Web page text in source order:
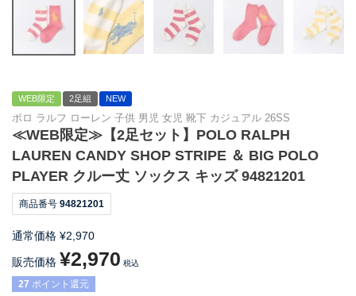
WEB限定 2足組 NEW
ポロ ラルフ ローレン 子供 男児 女児 靴下 カジュアル 26SS
≪WEB限定≫【2足セット】POLO RALPH
LAUREN CANDY SHOP STRIPE ＆ BIG POLO
PLAYER クルー丈 ソックス キッズ 94821201
商品番号 94821201
通常価格 ¥2,970
販売価格 ¥2,970 税込
27 ポイント還元